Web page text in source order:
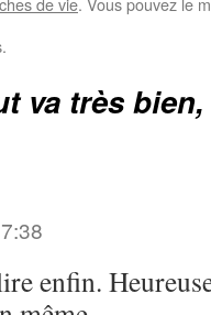
va très
enfin.